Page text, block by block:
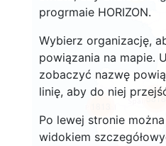
progrmaie HORIZON.
Wybierz organizację,
powiązania na mapie.
zobaczyć nazwę
linię, aby do niej
Po lewej stronie
widokiem
5818